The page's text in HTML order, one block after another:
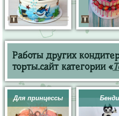
Работы других
торты.сайт категории «
Для принцессы Бенди